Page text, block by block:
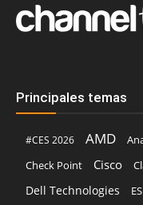
Principales temas
#CES 2026 AMD
Check Point
Cisco
Dell Technologies